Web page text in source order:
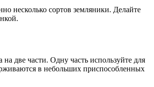
несколько сортов земляники. Делайте
две части. Одну часть используйте для
в небольших приспособленных